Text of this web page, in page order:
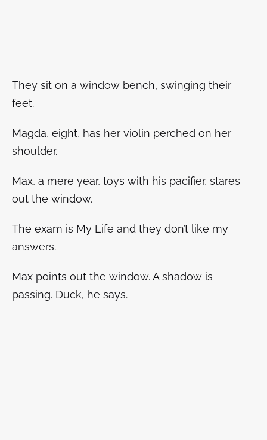
They sit on a window bench, swinging their
feet.
Magda, eight, has her violin perched on her
shoulder.
Max, a mere year, toys with his pacifier, stares
out the window.
The exam is My Life and they don’t like my
answers.
Max points out the window. A shadow is
passing. Duck, he says.